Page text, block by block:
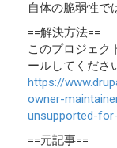
自体の脆弱性で
==解決方法==
このプロジェク
ールしてくださ
https://
owner-
unsupported-
==元記事==